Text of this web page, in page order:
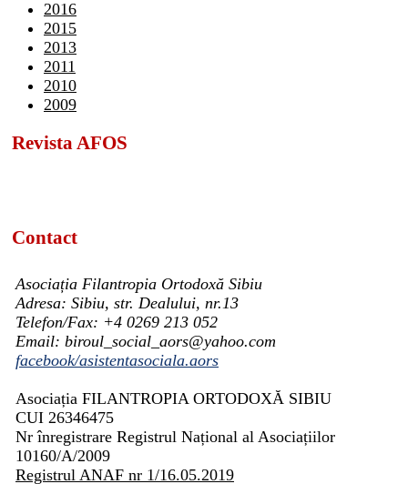
2016
2015
2013
2011
2010
2009
Revista AFOS
Contact
Asociația Filantropia Ortodoxă Sibiu
Adresa: Sibiu, str. Dealului, nr.13
Telefon/Fax: +4 0269 213 052
Email: biroul_social_aors@yahoo.com
facebook/asistentasociala.aors
Asociația FILANTROPIA ORTODOXĂ SIBIU
CUI 26346475
Nr înregistrare Registrul Național al Asociațiilor
10160/A/2009
Registrul ANAF nr 1/16.05.2019